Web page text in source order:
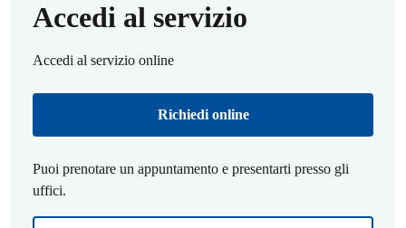
Accedi al servizio
Accedi al servizio online
Richiedi online
Puoi prenotare un appuntamento e presentarti presso gli
uffici.